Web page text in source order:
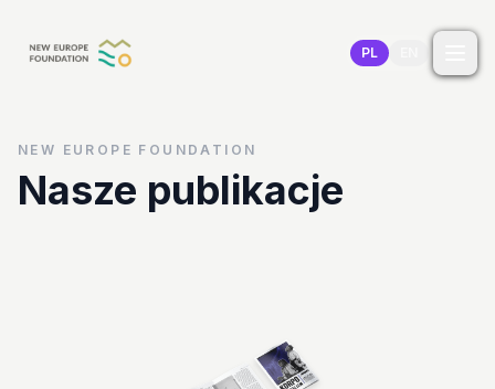
PL
NEW EUROPE FOUNDATION
Nasze publikacje